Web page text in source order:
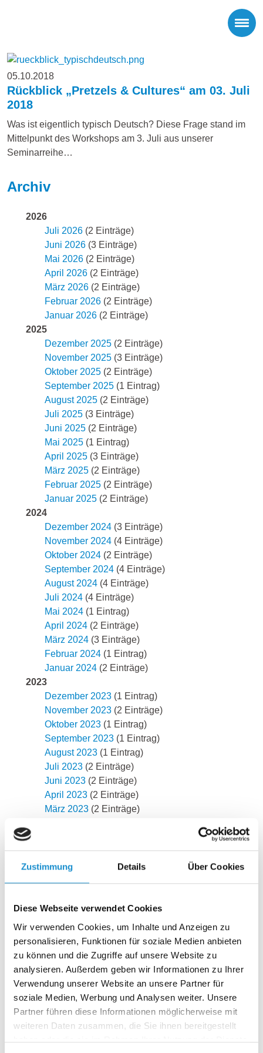
Zustimmung Details Über Cookies
Diese Webseite verwendet Cookies
Wir verwenden Cookies, um Inhalte und Anzeigen zu
personalisieren, Funktionen für soziale Medien anbieten
zu können und die Zugriffe auf unsere Website zu
analysieren. Außerdem geben wir Informationen zu Ihrer
Verwendung unserer Website an unsere Partner für
soziale Medien, Werbung und Analysen weiter. Unsere
Partner führen diese Informationen möglicherweise mit
weiteren Daten zusammen, die Sie ihnen bereitgestellt
haben oder die sie im Rahmen Ihrer Nutzung der Dienste
05.10.2018
Rückblick „Pretzels & Cultures“ am 03. Juli
2018
Was ist eigentlich typisch Deutsch? Diese Frage stand im
Mittelpunkt des Workshops am 3. Juli aus unserer
Seminarreihe…
Archiv
2026
Juli 2026 (2 Einträge)
Juni 2026 (3 Einträge)
Mai 2026 (2 Einträge)
April 2026 (2 Einträge)
März 2026 (2 Einträge)
Februar 2026 (2 Einträge)
Januar 2026 (2 Einträge)
2025
Dezember 2025 (2 Einträge)
November 2025 (3 Einträge)
Oktober 2025 (2 Einträge)
September 2025 (1 Eintrag)
August 2025 (2 Einträge)
Juli 2025 (3 Einträge)
Juni 2025 (2 Einträge)
Mai 2025 (1 Eintrag)
April 2025 (3 Einträge)
März 2025 (2 Einträge)
Februar 2025 (2 Einträge)
Januar 2025 (2 Einträge)
2024
Dezember 2024 (3 Einträge)
November 2024 (4 Einträge)
Oktober 2024 (2 Einträge)
September 2024 (4 Einträge)
August 2024 (4 Einträge)
Juli 2024 (4 Einträge)
Mai 2024 (1 Eintrag)
April 2024 (2 Einträge)
März 2024 (3 Einträge)
Februar 2024 (1 Eintrag)
Januar 2024 (2 Einträge)
2023
Dezember 2023 (1 Eintrag)
November 2023 (2 Einträge)
Oktober 2023 (1 Eintrag)
September 2023 (1 Eintrag)
August 2023 (1 Eintrag)
Juli 2023 (2 Einträge)
Juni 2023 (2 Einträge)
April 2023 (2 Einträge)
März 2023 (2 Einträge)
2022
November 2022
(3 Einträge)
Juli 2022(2 Einträge)
Juni 2022
(2 Einträge)
Mai 2022(2 Einträge)
April 2022
(2 Einträge)
März 2022
(3 Einträge)
Februar 2022 (1 Eintrag)
2021
Dezember 2021
(1 Eintrag)
November 2021
(2 Einträge)